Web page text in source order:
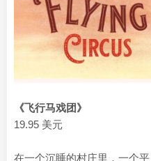
《飞行马戏团》
19.95 美元
在一个沉睡的村庄里，一个